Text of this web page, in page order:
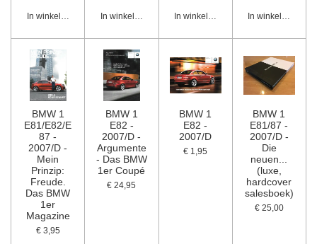
In winkelwagen In winkelwagen In winkelwagen In winkelwagen
BMW 1
E81/E82/E
87 -
2007/D -
Mein
Prinzip:
Freude.
Das BMW
1er
Magazine
€ 3,95
BMW 1
E82 -
2007/D -
Argumente
- Das BMW
1er Coupé
€ 24,95
BMW 1
E82 -
2007/D
€ 1,95
BMW 1
E81/87 -
2007/D -
Die
neuen...
(luxe,
hardcover
salesboek)
€ 25,00